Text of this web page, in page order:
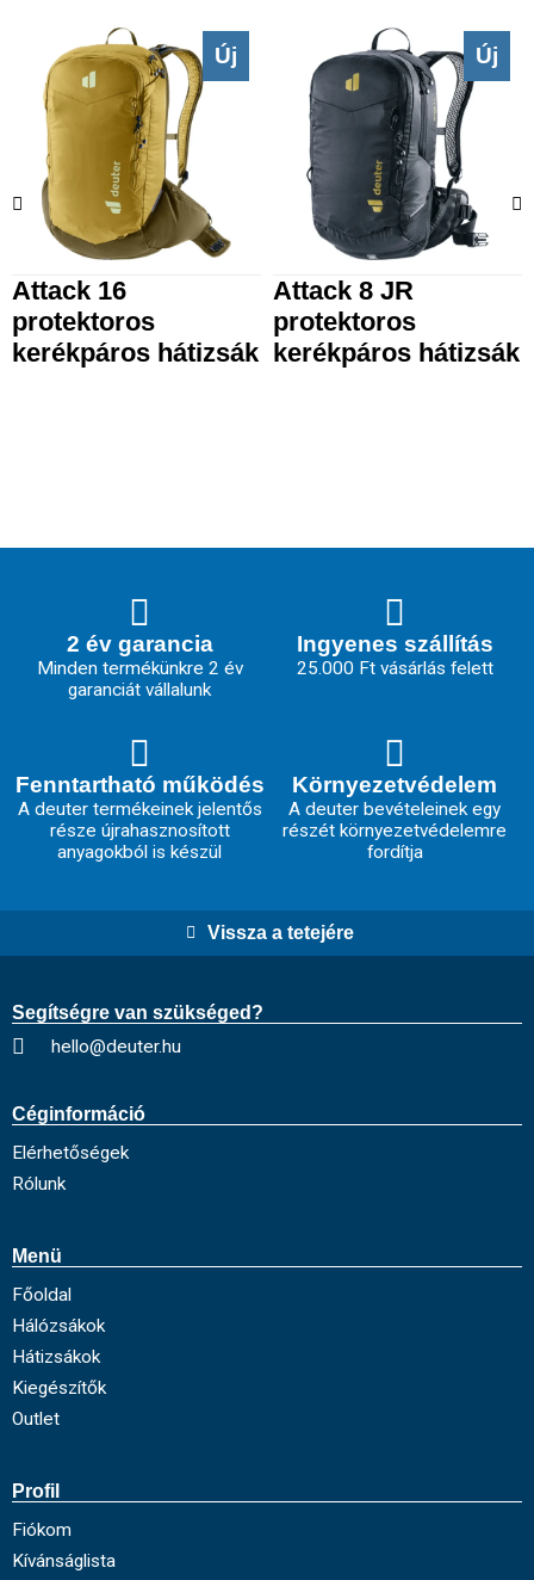
Új
Attack 16
protektoros
kerékpáros hátizsák
Új
Attack 8 JR
protektoros
kerékpáros hátizsák
2 év garancia
Minden termékünkre 2 év
garanciát vállalunk
Ingyenes szállítás
25.000 Ft vásárlás felett
Fenntartható működés
A deuter termékeinek jelentős
része újrahasznosított
anyagokból is készül
Környezetvédelem
A deuter bevételeinek egy
részét környezetvédelemre
fordítja
Vissza a tetejére
Segítségre van szükséged?
hello@deuter.hu
Céginformáció
Elérhetőségek
Rólunk
Menü
Főoldal
Hálózsákok
Hátizsákok
Kiegészítők
Outlet
Profil
Fiókom
Kívánságlista